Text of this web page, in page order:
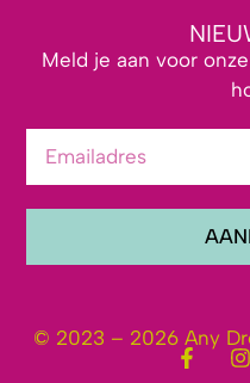
Meld je aan voor
© 2023 – 2026 Any